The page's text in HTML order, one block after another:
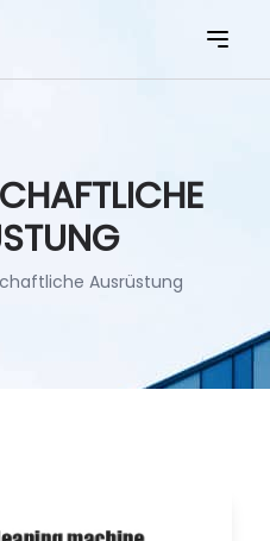
Ausrüstung